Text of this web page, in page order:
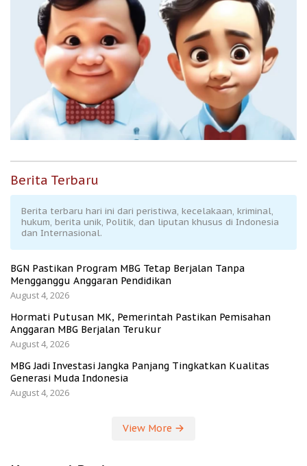
Berita Terbaru
Berita terbaru hari ini dari peristiwa, kecelakaan, kriminal,
hukum, berita unik, Politik, dan liputan khusus di Indonesia
dan Internasional.
BGN Pastikan Program MBG Tetap Berjalan Tanpa
Mengganggu Anggaran Pendidikan
August 4, 2026
Hormati Putusan MK, Pemerintah Pastikan Pemisahan
Anggaran MBG Berjalan Terukur
August 4, 2026
MBG Jadi Investasi Jangka Panjang Tingkatkan Kualitas
Generasi Muda Indonesia
August 4, 2026
View More